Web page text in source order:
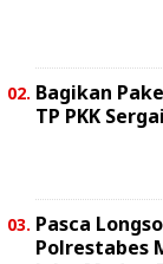
Bagikan
TP PKK Sergai
Pasca
Polrestabes